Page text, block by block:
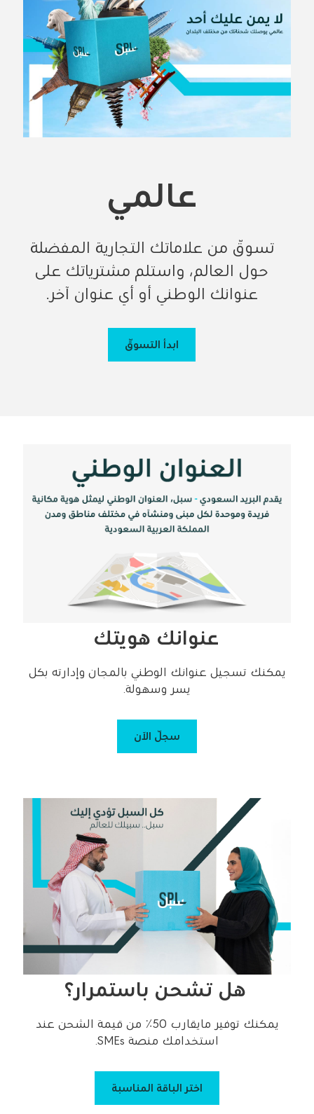
عالمي
تسوّق من علاماتك التجارية المفضلة
حول العالم، واستلم مشترياتك على
عنوانك الوطني أو أي عنوان آخر.
ابدأ التسوّق
عنوانك هويتك
يمكنك تسجيل عنوانك الوطني بالمجان وإدارته بكل
يسر وسهولة.
سجّل الآن
هل تشحن باستمرار؟
يمكنك توفير مايقارب 50٪ من قيمة الشحن عند
استخدامك منصة SMEs.
اختر الباقة المناسبة